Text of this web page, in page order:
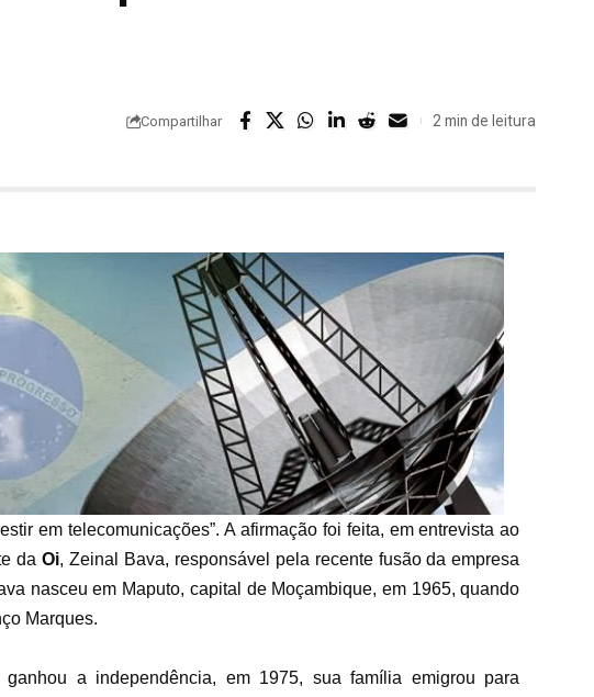
Compartilhar 2 min de leitura
em telecomunicações”. A afirmação foi feita, em entrevista ao
da Oi, Zeinal Bava, responsável pela recente fusão da empresa
nasceu em Maputo, capital de Moçambique, em 1965, quando
Marques.
a independência, em 1975, sua família emigrou para